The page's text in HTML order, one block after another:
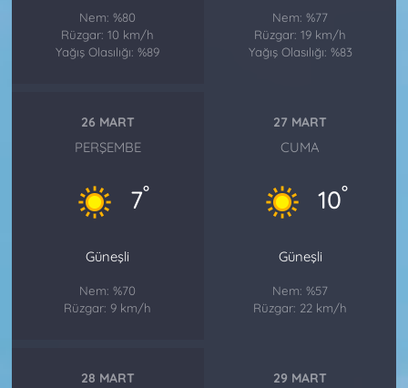
Nem: %80
Rüzgar: 10 km/h
Yağış Olasılığı: %89
Nem: %77
Rüzgar: 19 km/h
Yağış Olasılığı: %83
26 MART
PERŞEMBE
7°
Güneşli
Nem: %70
Rüzgar: 9 km/h
27 MART
CUMA
10°
Güneşli
Nem: %57
Rüzgar: 22 km/h
28 MART 29 MART